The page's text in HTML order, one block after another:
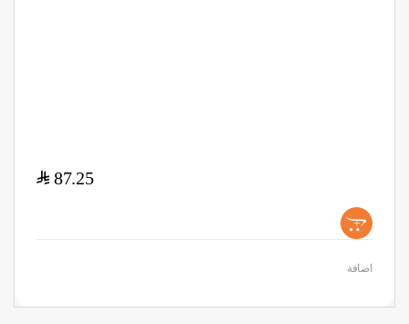
87.25
$
+
اضافة